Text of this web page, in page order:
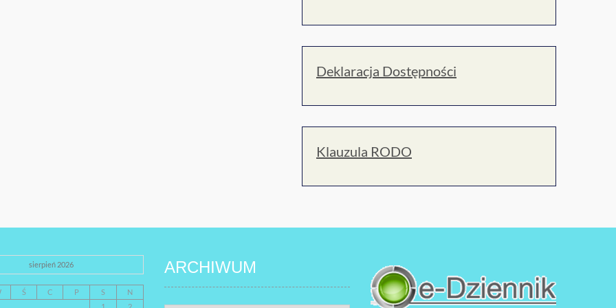
Deklaracja Dostępności
Klauzula RODO
sierpień 2026
Ś C P S
N
ARCHIWUM